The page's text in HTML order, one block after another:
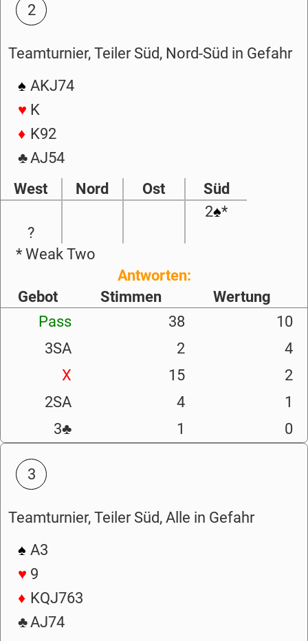
2
Teamturnier, Teiler Süd, Nord-Süd in Gefahr
♠ AKJ74
♥ K
♦ K92
♣AJ54
West
Nord Ost
Süd
2♠*
?
* Weak Two
Antworten:
Gebot
Stimmen
Wertung
Pass
38
10
3SA
2
4
X
15
2
2SA
4
1
3♣ 1 0
3
Teamturnier, Teiler Süd, Alle in Gefahr
♠ A3
♥ 9
♦ KQJ763
♣AJ74